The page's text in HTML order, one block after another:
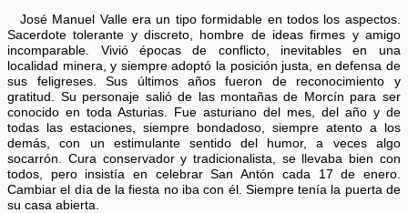
José Manuel Valle era un tipo formidable en todos los aspectos.
Sacerdote tolerante y discreto, hombre de ideas firmes y amigo
incomparable. Vivió épocas de conflicto, inevitables en una
localidad minera, y siempre adoptó la posición justa, en defensa de
sus feligreses. Sus últimos años fueron de reconocimiento y
gratitud. Su personaje salió de las montañas de Morcín para ser
conocido en toda Asturias. Fue asturiano del mes, del año y de
todas las estaciones, siempre bondadoso, siempre atento a los
demás, con un estimulante sentido del humor, a veces algo
socarrón. Cura conservador y tradicionalista, se llevaba bien con
todos, pero insistía en celebrar San Antón cada 17 de enero.
Cambiar el día de la fiesta no iba con él. Siempre tenía la puerta de
su casa abierta.